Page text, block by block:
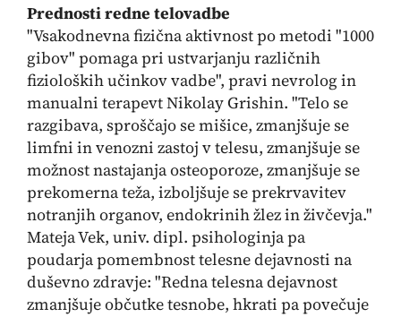
Prednosti redne telovadbe
"Vsakodnevna fizična aktivnost po metodi "1000
gibov" pomaga pri ustvarjanju različnih
fizioloških učinkov vadbe", pravi nevrolog in
manualni terapevt Nikolay Grishin. "Telo se
razgibava, sproščajo se mišice, zmanjšuje se
limfni in venozni zastoj v telesu, zmanjšuje se
možnost nastajanja osteoporoze, zmanjšuje se
prekomerna teža, izboljšuje se prekrvavitev
notranjih organov, endokrinih žlez in živčevja."
Mateja Vek, univ. dipl. psihologinja pa
poudarja pomembnost telesne dejavnosti na
duševno zdravje: "Redna telesna dejavnost
zmanjšuje občutke tesnobe, hkrati pa povečuje